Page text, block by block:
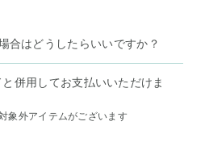
合はどうしたらいいですか？
併用してお支払いいただけま
象外アイテムがございます